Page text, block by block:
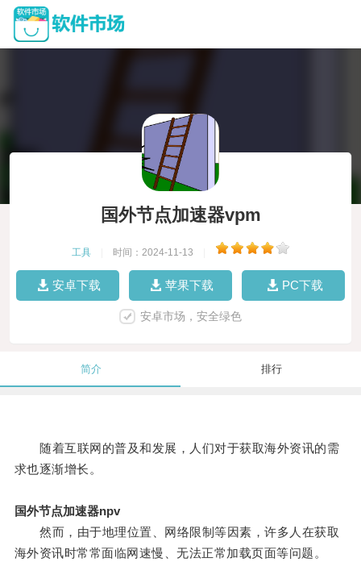
国外节点加速器vpm
工具 时间：2024-11-13
安卓下载 苹果下载 PC下载
安卓市场，安全绿色
简介 排行
随着互联网的普及和发展，人们对于获取海外资讯的需
求也逐渐增长。
国外节点加速器npv
然而，由于地理位置、网络限制等因素，许多人在获取
海外资讯时常常面临网速慢、无法正常加载页面等问题。